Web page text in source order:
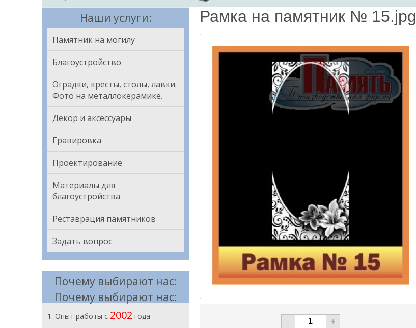
Наши услуги:
Памятник на могилу
Благоустройство
Оградки, кресты, столы, лавки.
Фото на металлокерамике.
Декор и аксессуары
Гравировка
Проектирование
Материалы для
благоустройства
Реставрация памятников
Задать вопрос
Почему выбирают нас:
Почему выбирают нас:
1. Опыт работы с 2002 года
Рамка на памятник № 15.jpg
-
+